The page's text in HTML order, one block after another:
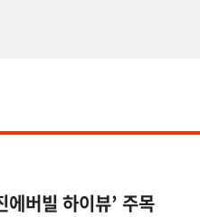
버빌 하이뷰’ 주목